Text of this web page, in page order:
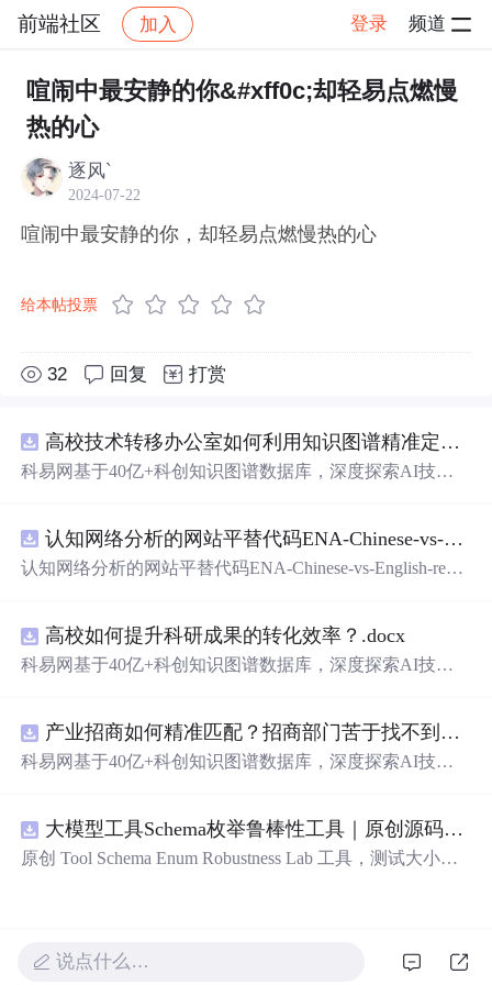
前端社区 加入 登录 频道
社区 前端社区 感慨 帖子详情
喧闹中最安静的你&#xff0c;却轻易点燃慢
热的心
逐风`
2024-07-22
喧闹中最安静的你，却轻易点燃慢热的心
给本帖投票
32 回复 打赏
高校技术转移办公室如何利用知识图谱精准定位产业需求与技术适配点？.docx
科易网基于40亿+科创知识图谱数据库，深度探索AI技术
新领域的AI+数智化解决方案，推动科技创新与产业创新
智能化发展。
认知网络分析的网站平替代码ENA-Chinese-vs-English-reproducible.zip
认知网络分析的网站平替代码ENA-Chinese-vs-English-repro
高校如何提升科研成果的转化效率？.docx
科易网基于40亿+科创知识图谱数据库，深度探索AI技术
新领域的AI+数智化解决方案，推动科技创新与产业创新
智能化发展。
产业招商如何精准匹配？招商部门苦于找不到符合产业链补链强链方向的目标企业怎么办？.docx
科易网基于40亿+科创知识图谱数据库，深度探索AI技术
新领域的AI+数智化解决方案，推动科技创新与产业创新
智能化发展。
大模型工具Schema枚举鲁棒性工具｜原创源码+测试+离线报告
原创 Tool Schema Enum Robustness Lab 工具，测试大小
真实运行效果图、README、运行说明、功能清单、MIT
License 及原创与授权声明。运行时零第三方依赖，不包含
说点什么…